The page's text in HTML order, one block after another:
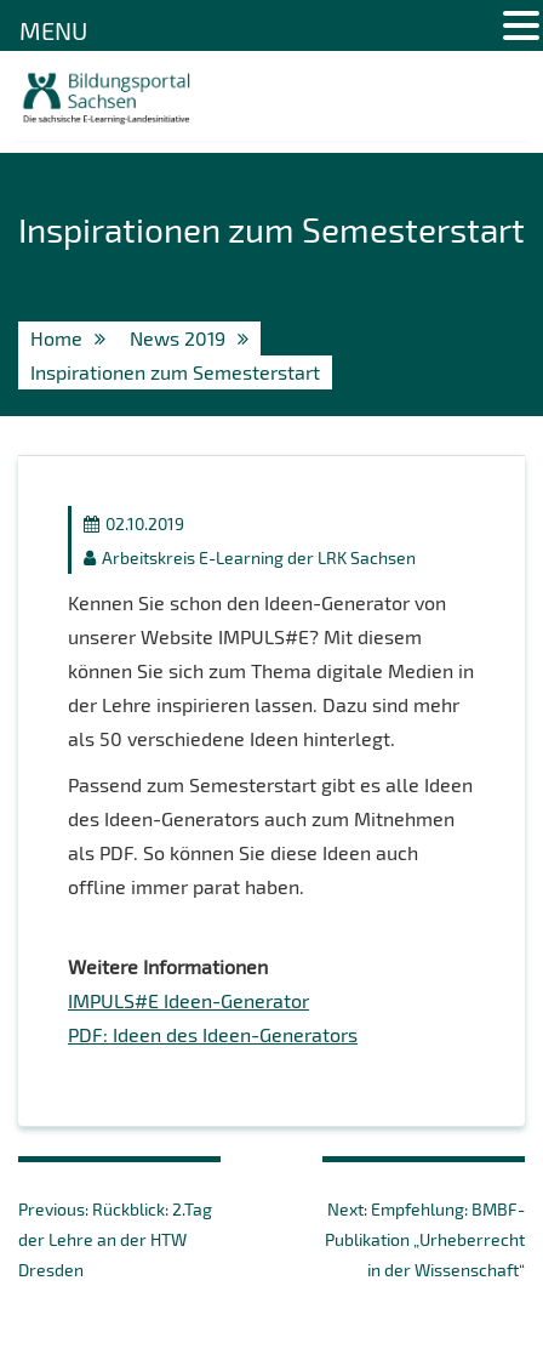
Inspirationen zum Semesterstart
Home
News 2019
Inspirationen zum Semesterstart
02.10.2019
Arbeitskreis E-Learning der LRK Sachsen
Kennen Sie schon den Ideen-Generator von
unserer Website IMPULS#E? Mit diesem
können Sie sich zum Thema digitale Medien in
der Lehre inspirieren lassen. Dazu sind mehr
als 50 verschiedene Ideen hinterlegt.
Passend zum Semesterstart gibt es alle Ideen
des Ideen-Generators auch zum Mitnehmen
als PDF. So können Sie diese Ideen auch
offline immer parat haben.
Weitere Informationen
IMPULS#E Ideen-Generator
PDF: Ideen des Ideen-Generators
Previous: Previous
post:
Rückblick: 2.Tag
der Lehre an der HTW
Dresden
Next: Next
post:
Empfehlung: BMBF-
Publikation „Urheberrecht
in der Wissenschaft“
MENU